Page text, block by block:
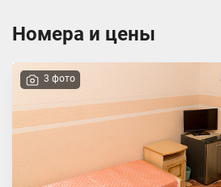
Номера и цены
3 фото